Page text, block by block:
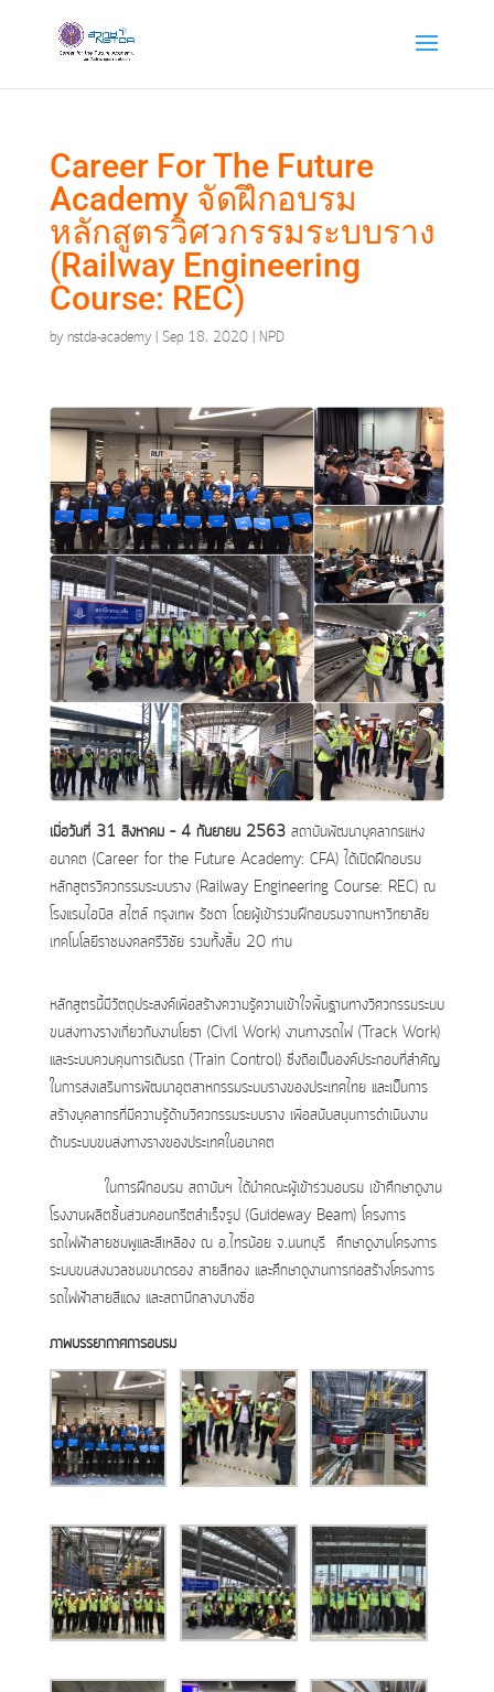
Career For The Future
Academy จัดฝึกอบรม
หลักสูตรวิศวกรรมระบบราง
(Railway Engineering
Course: REC)
by nstda-academy| Sep 18, 2020| NPD
เมื่อวันที่ 31 สิงหาคม – 4 กันยายน 2563สถาบันพัฒนาบุคลากรแห่ง
อนาคต (Career for the Future Academy: CFA) ได้เปิดฝึกอบรม
หลักสูตรวิศวกรรมระบบราง (Railway Engineering Course: REC) ณ
โรงแรมไอบิส สไตล์ กรุงเทพ รัชดา โดยผู้เข้าร่วมฝึกอบรมจากมหาวิทยาลัย
เทคโนโลยีราชมงคลศรีวิชัย รวมทั้งสิ้น 20 ท่าน
หลักสูตรนี้มีวัตถุประสงค์เพื่อสร้างความรู้ความเข้าใจพื้นฐานทางวิศวกรรมระบบ
ขนส่งทางรางเกี่ยวกับงานโยธา (Civil Work) งานทางรถไฟ (Track Work)
และระบบควบคุมการเดินรถ (Train Control) ซึ่งถือเป็นองค์ประกอบที่สำคัญ
ในการส่งเสริมการพัฒนาอุตสาหกรรมระบบรางของประเทศไทย และเป็นการ
สร้างบุคลากรที่มีความรู้ด้านวิศวกรรมระบบราง เพื่อสนับสนุนการดำเนินงาน
ด้านระบบขนส่งทางรางของประเทศในอนาคต
ในการฝึกอบรม สถาบันฯ ได้นำคณะผู้เข้าร่วมอบรม เข้าศึกษาดูงาน
โรงงานผลิตชิ้นส่วนคอนกรีตสำเร็จรูป (Guideway Beam) โครงการ
รถไฟฟ้าสายชมพูและสีเหลือง ณ อ.ไทรน้อย จ.นนทบุรี ศึกษาดูงานโครงการ
ระบบขนส่งมวลชนขนาดรอง สายสีทอง และศึกษาดูงานการก่อสร้างโครงการ
รถไฟฟ้าสายสีแดง และสถานีกลางบางซื่อ
ภาพบรรยากาศการอบรม